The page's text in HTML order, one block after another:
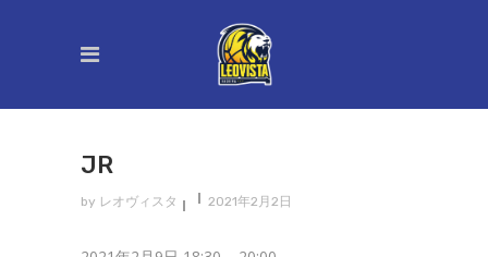
JR
by レオヴィスタ 2021年2月2日